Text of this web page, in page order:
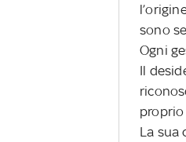
sono
Ogni
Il
proprio
La sua